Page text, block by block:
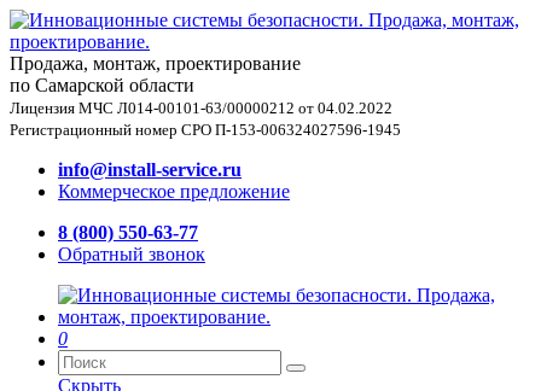
Продажа, монтаж, проектирование
по Самарской области
Лицензия МЧС Л014-00101-63/00000212 от 04.02.2022
Регистрационный номер СРО П-153-006324027596-1945
info@install-service.ru
Коммерческое предложение
8 (800) 550-63-77
Обратный звонок
0
Скрыть